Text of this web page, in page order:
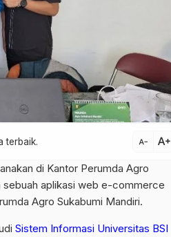
terbaik. text_decrease text_increase
di Kantor Perumda Agro
sebuah aplikasi web e-commerce
Agro Sukabumi Mandiri.
Sistem Informasi Universitas BSI